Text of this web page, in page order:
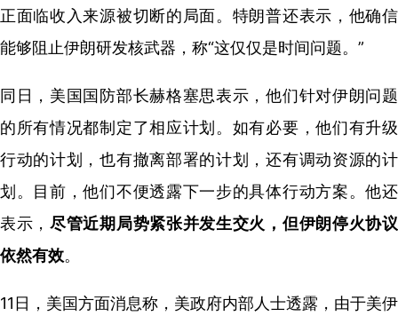
正面临收入来源被切断的局面。特朗普还表示，他确信
能够阻止伊朗研发核武器，称“这仅仅是时间问题。”
同日，美国国防部长赫格塞思表示，他们针对伊朗问题
的所有情况都制定了相应计划。如有必要，他们有升级
行动的计划，也有撤离部署的计划，还有调动资源的计
划。目前，他们不便透露下一步的具体行动方案。他还
表示，尽管近期局势紧张并发生交火，但伊朗停火协议
依然有效。
11日，美国方面消息称，美政府内部人士透露，由于美伊